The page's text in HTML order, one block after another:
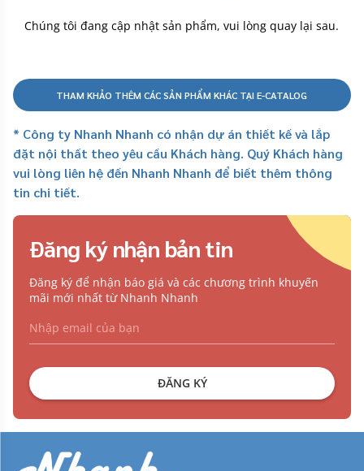
Chúng tôi đang cập nhật sản phẩm, vui lòng quay lại sau.
THAM KHẢO THÊM CÁC SẢN PHẨM KHÁC TẠI E-CATALOG
* Công ty Nhanh Nhanh có nhận dự án thiết kế và lắp
đặt nội thất theo yêu cầu Khách hàng. Quý Khách hàng
vui lòng liên hệ đến Nhanh Nhanh để biết thêm thông
tin chi tiết.
Đăng ký nhận bản tin
Đăng ký để nhận báo giá và các chương trình khuyến
mãi mới nhất từ Nhanh Nhanh
ĐĂNG KÝ